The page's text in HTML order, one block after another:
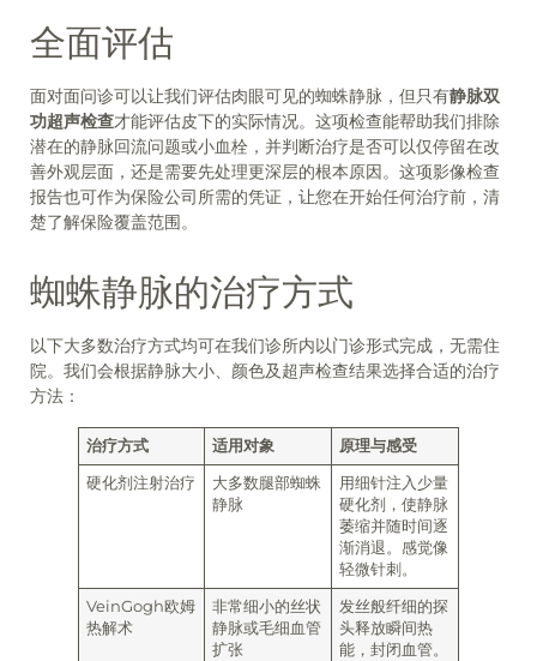
全面评估
面对面问诊可以让我们评估肉眼可见的蜘蛛静脉，但只有静脉双
功超声检查才能评估皮下的实际情况。这项检查能帮助我们排除
潜在的静脉回流问题或小血栓，并判断治疗是否可以仅停留在改
善外观层面，还是需要先处理更深层的根本原因。这项影像检查
报告也可作为保险公司所需的凭证，让您在开始任何治疗前，清
楚了解保险覆盖范围。
蜘蛛静脉的治疗方式
以下大多数治疗方式均可在我们诊所内以门诊形式完成，无需住
院。我们会根据静脉大小、颜色及超声检查结果选择合适的治疗
方法：
治疗方式 适用对象 原理与感受
硬化剂注射治疗
大多数腿部蜘蛛
静脉
用细针注入少量
硬化剂，使静脉
萎缩并随时间逐
渐消退。感觉像
轻微针刺。
VeinGogh欧姆
热解术
非常细小的丝状
静脉或毛细血管
扩张
发丝般纤细的探
头释放瞬间热
能，封闭血管。